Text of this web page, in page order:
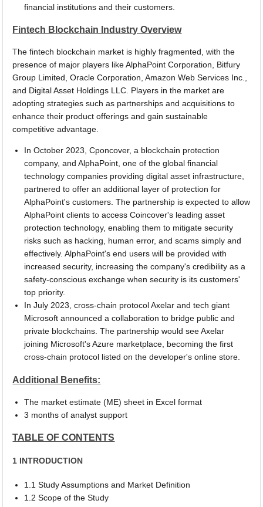
financial institutions and their customers.
Fintech Blockchain Industry Overview
The fintech blockchain market is highly fragmented, with the
presence of major players like AlphaPoint Corporation, Bitfury
Group Limited, Oracle Corporation, Amazon Web Services Inc.,
and Digital Asset Holdings LLC. Players in the market are
adopting strategies such as partnerships and acquisitions to
enhance their product offerings and gain sustainable
competitive advantage.
In October 2023, Cponcover, a blockchain protection
company, and AlphaPoint, one of the global financial
technology companies providing digital asset infrastructure,
partnered to offer an additional layer of protection for
AlphaPoint's customers. The partnership is expected to allow
AlphaPoint clients to access Coincover's leading asset
protection technology, enabling them to mitigate security
risks such as hacking, human error, and scams simply and
effectively. AlphaPoint's end users will be provided with
increased security, increasing the company's credibility as a
safety-conscious exchange when security is its customers'
top priority.
In July 2023, cross-chain protocol Axelar and tech giant
Microsoft announced a collaboration to bridge public and
private blockchains. The partnership would see Axelar
joining Microsoft's Azure marketplace, becoming the first
cross-chain protocol listed on the developer's online store.
Additional Benefits:
The market estimate (ME) sheet in Excel format
3 months of analyst support
TABLE OF CONTENTS
1 INTRODUCTION
1.1 Study Assumptions and Market Definition
1.2 Scope of the Study